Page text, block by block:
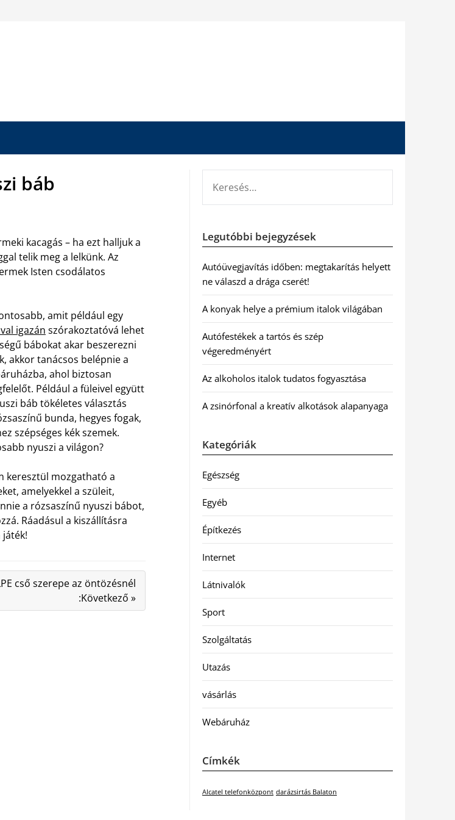
báb
kacagás – ha ezt halljuk a
telik meg a lelkünk. Az
Isten csodálatos
amit például egy
igazán szórakoztatóvá lehet
bábokat akar beszerezni
akkor tanácsos belépnie a
ahol biztosan
Például a füleivel együtt
báb tökéletes választás
bunda, hegyes fogak,
szépséges kék szemek.
nyuszi a világon?
keresztül mozgatható a
amelyekkel a szüleit,
a rózsaszínű nyuszi bábot,
Ráadásul a kiszállításra
cső szerepe az öntözésnél
:Következő »
Legutóbbi bejegyzések
Autóüvegjavítás időben: megtakarítás helyett
ne válaszd a drága cserét!
A konyak helye a prémium italok világában
Autófestékek a tartós és szép
végeredményért
Az alkoholos italok tudatos fogyasztása
A zsinórfonal a kreatív alkotások alapanyaga
Kategóriák
Egészség
Egyéb
Építkezés
Internet
Látnivalók
Sport
Szolgáltatás
Utazás
vásárlás
Webáruház
Címkék
Alcatel telefonközpont darázsirtás Balaton